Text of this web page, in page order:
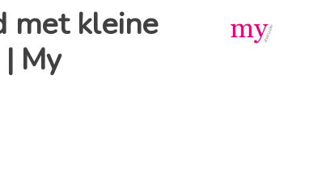
met kleine
My